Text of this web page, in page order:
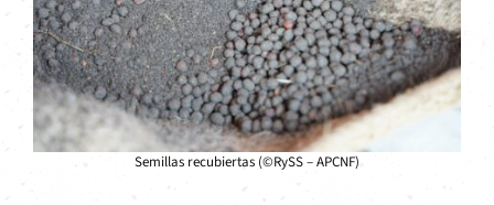
Semillas recubiertas (©RySS – APCNF)